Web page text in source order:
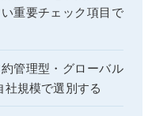
重要チェック項目で
管理型・グローバル
規模で選別する